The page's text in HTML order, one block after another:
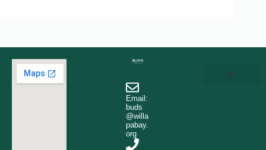
Email:
buds
@willa
pabay.
org